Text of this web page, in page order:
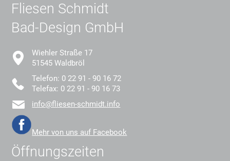
Fliesen Schmidt
Bad-Design GmbH
Wiehler Straße 17
51545 Waldbröl
Telefon: 0 22 91 - 90 16 72
Telefax: 0 22 91 - 90 16 73
info@fliesen-schmidt.info
Mehr von uns auf Facebook
Öffnungszeiten